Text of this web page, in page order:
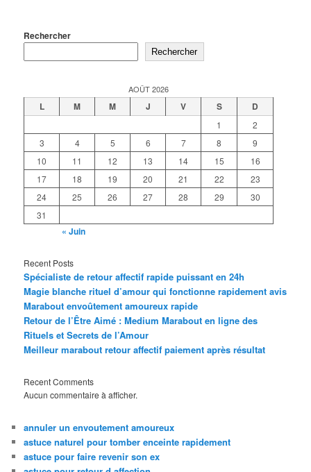
Rechercher
Rechercher
AOÛT 2026
L M M J V S D
1
2
3
4 5 6 7 8
9
10
11 12 13 14 15
16
17
18 19 20 21 22
23
24
25 26 27 28 29
30
31
« Juin
Recent Posts
Spécialiste de retour affectif rapide puissant en 24h
Magie blanche rituel d’amour qui fonctionne rapidement avis
Marabout envoûtement amoureux rapide
Retour de l’Être Aimé : Medium Marabout en ligne des
Rituels et Secrets de l’Amour
Meilleur marabout retour affectif paiement après résultat
Recent Comments
Aucun commentaire à afficher.
annuler un envoutement amoureux
astuce naturel pour tomber enceinte rapidement
astuce pour faire revenir son ex